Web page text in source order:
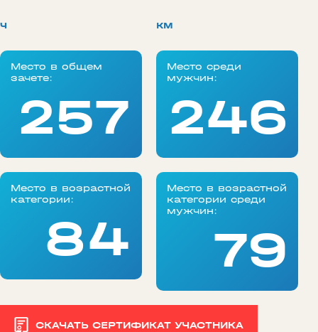
ч км
Место в общем
зачете:
257
Место среди
мужчин:
246
Место в возрастной
категории:
84
Место в возрастной
категории среди
мужчин:
79
СКАЧАТЬ СЕРТИФИКАТ УЧАСТНИКА